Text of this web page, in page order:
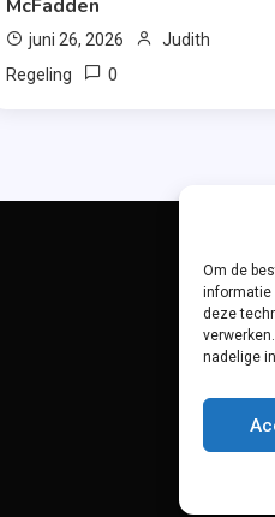
Om de
informatie
deze
nadelige
McFadden
juni 26, 2026
Judith
Regeling
0